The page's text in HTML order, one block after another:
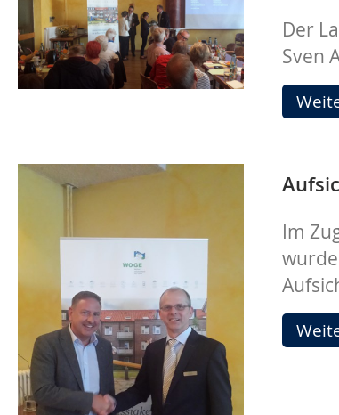
Der
Sven
Im